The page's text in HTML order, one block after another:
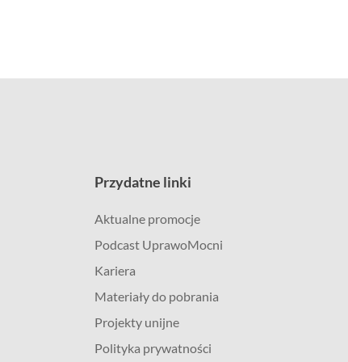
Przydatne linki
Aktualne promocje
Podcast UprawoMocni
Kariera
Materiały do pobrania
Projekty unijne
Polityka prywatności